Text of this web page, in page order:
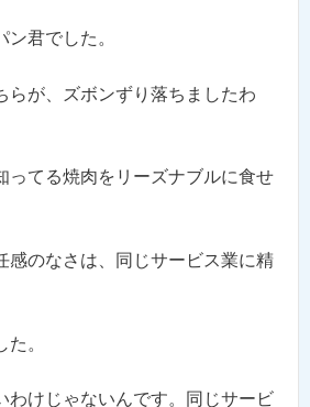
君でした。
らが、ズボンずり落ちましたわ
ってる焼肉をリーズナブルに食せ
感のなさは、同じサービス業に精
。
わけじゃないんです。同じサービ